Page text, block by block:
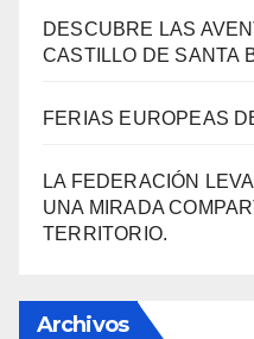
DESCUBRE LAS
CASTILLO DE SANTA
FERIAS EUROPEAS
LA FEDERACIÓN
UNA MIRADA
TERRITORIO.
Archivos